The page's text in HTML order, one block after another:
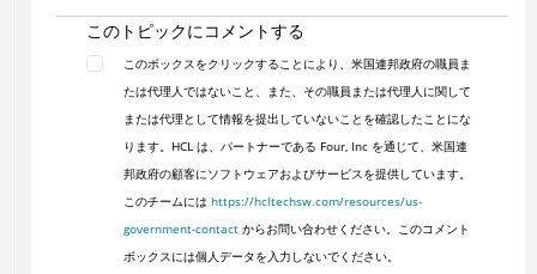
このトピックにコメントする
このボックスをクリックすることにより、米国連邦政府の職員ま
たは代理人ではないこと、また、その職員または代理人に関して
または代理として情報を提出していないことを確認したことにな
ります。HCL は、パートナーである Four, Inc を通じて、米国連
邦政府の顧客にソフトウェアおよびサービスを提供しています。
このチームには https://hcltechsw.com/resources/us-
government-contactからお問い合わせください。このコメント
ボックスには個人データを入力しないでください。